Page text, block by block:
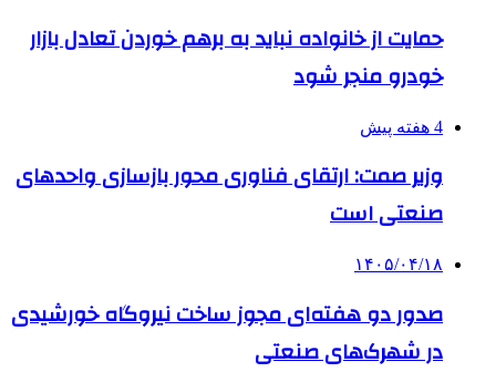
حمایت از خانواده نباید به برهم خوردن تعادل بازار
خودرو منجر شود
4 هفته پیش
وزیر صمت: ارتقای فناوری محور بازسازی واحدهای
صنعتی است
۱۴۰۵/۰۴/۱۸
صدور دو هفته‌ای مجوز ساخت نیروگاه خورشیدی
در شهرک‌های صنعتی